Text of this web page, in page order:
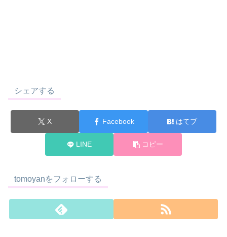
シェアする
X Facebook はてブ
LINE コピー
tomoyanをフォローする